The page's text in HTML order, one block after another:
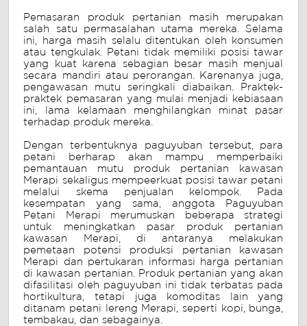
Pemasaran produk pertanian masih merupakan
salah satu permasalahan utama mereka. Selama
ini, harga masih selalu ditentukan oleh konsumen
atau tengkulak. Petani tidak memiliki posisi tawar
yang kuat karena sebagian besar masih menjual
secara mandiri atau perorangan. Karenanya juga,
pengawasan mutu seringkali diabaikan. Praktek-
praktek pemasaran yang mulai menjadi kebiasaan
ini, lama kelamaan menghilangkan minat pasar
terhadap produk mereka.
Dengan terbentuknya paguyuban tersebut, para
petani berharap akan mampu memperbaiki
pemantauan mutu produk pertanian kawasan
Merapi sekaligus mempeerkuat posisi tawar petani
melalui skema penjualan kelompok. Pada
kesempatan yang sama, anggota Paguyuban
Petani Merapi merumuskan beberapa strategi
untuk meningkatkan pasar produk pertanian
kawasan Merapi, di antaranya melakukan
pemetaan potensi produksi pertanian kawasan
Merapi dan pertukaran informasi harga pertanian
di kawasan pertanian. Produk pertanian yang akan
difasilitasi oleh paguyuban ini tidak terbatas pada
hortikultura, tetapi juga komoditas lain yang
ditanam petani lereng Merapi, seperti kopi, bunga,
tembakau, dan sebagainya.